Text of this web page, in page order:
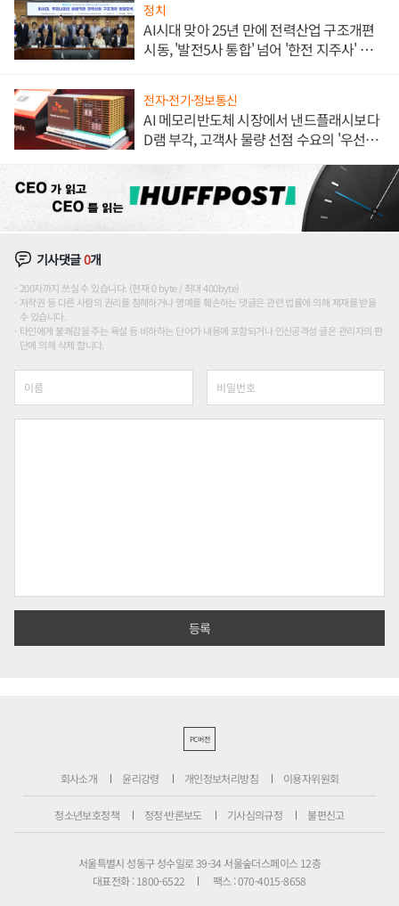
정치
AI시대 맞아 25년 만에 전력산업 구조개편
시동, '발전5사 통합' 넘어 '한전 지주사' 재편
전자·전기·정보통신
AI 메모리반도체 시장에서 낸드플래시보다
D램 부각, 고객사 물량 선점 수요의 '우선순
기사댓글0개
200자까지 쓰실 수 있습니다. (현재 0 byte / 최대 400byte)
저작권 등 다른 사람의 권리를 침해하거나 명예를 훼손하는 댓글은 관련 법률에 의해 제재를 받을
수 있습니다.
타인에게 불쾌감을 주는 욕설 등 비하하는 단어가 내용에 포함되거나 인신공격성 글은 관리자의 판
단에 의해 삭제 합니다.
PC버전
회사소개 윤리강령 개인정보처리방침 이용자위원회
청소년보호정책 정정·반론보도 기사심의규정 불편신고
서울특별시 성동구 성수일로 39-34 서울숲더스페이스 12층
대표전화 : 1800-6522
팩스 : 070-4015-8658